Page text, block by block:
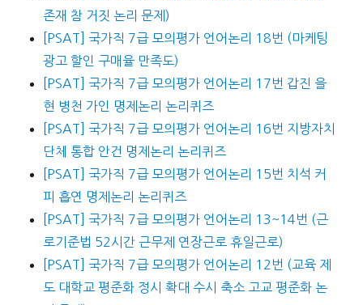
존재 참 거짓 논리 문제)
[PSAT] 국가직 7급 모의평가 언어논리 18번 (마케팅
광고 할인 구매율 만족도)
[PSAT] 국가직 7급 모의평가 언어논리 17번 갑진 을
현 병천 가인 명제논리 논리퀴즈
[PSAT] 국가직 7급 모의평가 언어논리 16번 지방자치
단체 통합 안건 명제논리 논리퀴즈
[PSAT] 국가직 7급 모의평가 언어논리 15번 치석 커
피 흡연 명제논리 논리퀴즈
[PSAT] 국가직 7급 모의평가 언어논리 13~14번 (근
로기준법 52시간 근무제 연장근로 휴일근로)
[PSAT] 국가직 7급 모의평가 언어논리 12번 (교육 제
도 대학교 평준화 정시 확대 수시 축소 고교 평준화 논